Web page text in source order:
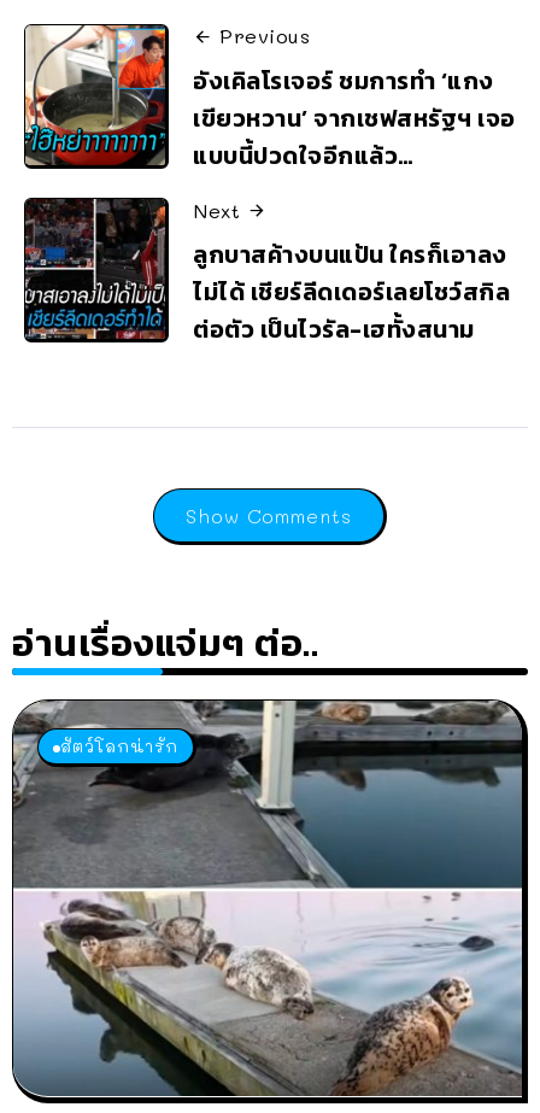
Previous
อังเคิลโรเจอร์ ชมการทำ ‘แกง
เขียวหวาน’ จากเชฟสหรัฐฯ เจอ
แบบนี้ปวดใจอีกแล้ว…
Next
ลูกบาสค้างบนแป้น ใครก็เอาลง
ไม่ได้ เชียร์ลีดเดอร์เลยโชว์สกิล
ต่อตัว เป็นไวรัล-เฮทั้งสนาม
Show Comments
อ่านเรื่องแจ่มๆ ต่อ..
สัตว์โลกน่ารัก